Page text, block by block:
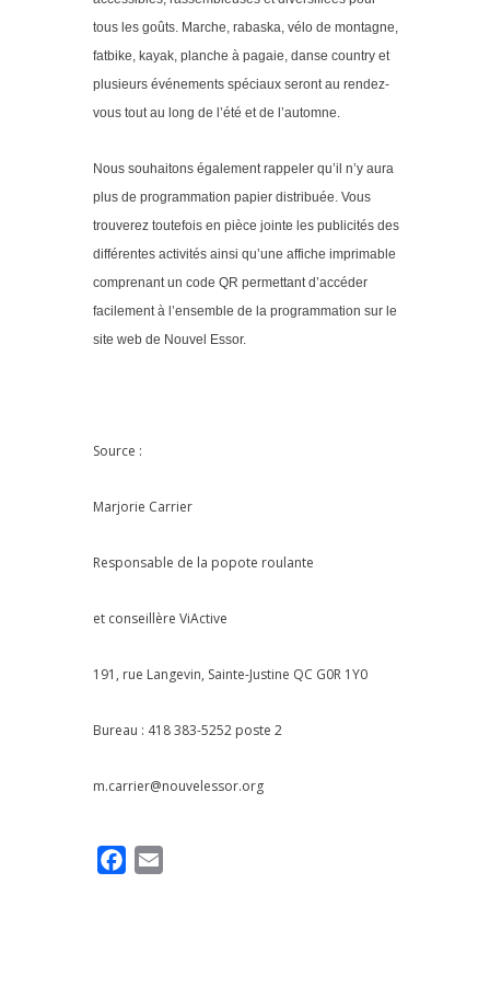
tous les goûts. Marche, rabaska, vélo de montagne,
fatbike, kayak, planche à pagaie, danse country et
plusieurs événements spéciaux seront au rendez-
vous tout au long de l’été et de l’automne.
Nous souhaitons également rappeler qu’il n’y aura
plus de programmation papier distribuée. Vous
trouverez toutefois en pièce jointe les publicités des
différentes activités ainsi qu’une affiche imprimable
comprenant un code QR permettant d’accéder
facilement à l’ensemble de la programmation sur le
site web de Nouvel Essor.
Source :
Marjorie Carrier
Responsable de la popote roulante
et conseillère ViActive
191, rue Langevin, Sainte-Justine QC G0R 1Y0
Bureau : 418 383-5252 poste 2
m.carrier@nouvelessor.org